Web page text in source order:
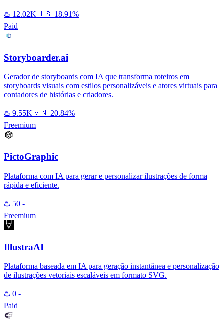
♨️ 12.02K🇺🇸 18.91%
Paid
Storyboarder.ai
Gerador de storyboards com IA que transforma roteiros em
storyboards visuais com estilos personalizáveis e atores virtuais para
contadores de histórias e criadores.
♨️ 9.55K🇻🇳 20.84%
Freemium
PictoGraphic
Plataforma com IA para gerar e personalizar ilustrações de forma
rápida e eficiente.
♨️ 50 -
Freemium
IllustraAI
Plataforma baseada em IA para geração instantânea e personalização
de ilustrações vetoriais escaláveis em formato SVG.
♨️ 0 -
Paid